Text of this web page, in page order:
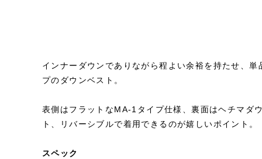
インナーダウンでありながら程よい余裕を持たせ、
プのダウンベスト。
表側はフラットなMA-1タイプ仕様、裏面はヘチマダ
ト、リバーシブルで着用できるのが嬉しいポイント。
スペック